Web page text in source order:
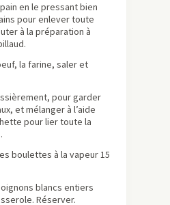
en le pressant bien
pour enlever toute
à la préparation à
la farine, saler et
pour garder
et mélanger à l’aide
pour lier toute la
boulettes à la vapeur 15
blancs entiers
Réserver.